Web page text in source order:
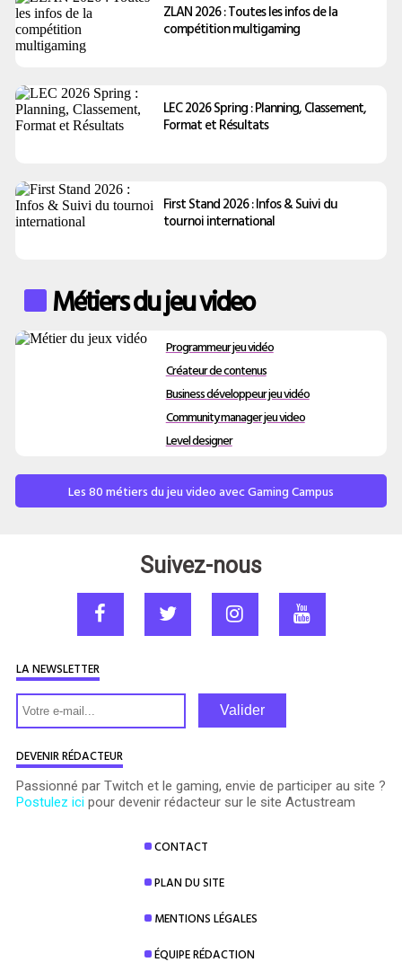
ZLAN 2026 : Toutes les infos de la
compétition multigaming
LEC 2026 Spring : Planning, Classement,
Format et Résultats
First Stand 2026 : Infos & Suivi du
tournoi international
Métiers du jeu video
Programmeur jeu vidéo
Créateur de contenus
Business développeur jeu vidéo
Community manager jeu video
Level designer
Les 80 métiers du jeu video avec Gaming Campus
CONTACT
PLAN DU SITE
MENTIONS LÉGALES
ÉQUIPE RÉDACTION
Suivez-nous
LA NEWSLETTER
Valider
DEVENIR RÉDACTEUR
Passionné par Twitch et le gaming, envie de participer au site ?
Postulez ici pour devenir rédacteur sur le site Actustream